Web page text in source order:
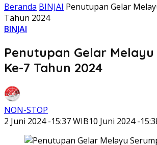
Beranda BINJAI Penutupan Gelar
Tahun 2024
BINJAI
Penutupan Gelar
Ke-7 Tahun 2024
NON-STOP
2 Juni 2024 -15:37 WIB10 Juni 2024 -